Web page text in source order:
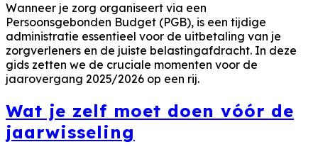
Wanneer je zorg organiseert via een
Persoonsgebonden Budget (PGB), is een tijdige
administratie essentieel voor de uitbetaling van je
zorgverleners en de juiste belastingafdracht. In deze
gids zetten we de cruciale momenten voor de
jaarovergang 2025/2026 op een rij.
Wat je zelf moet doen vóór de
jaarwisseling